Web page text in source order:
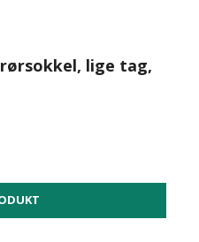
lige tag,